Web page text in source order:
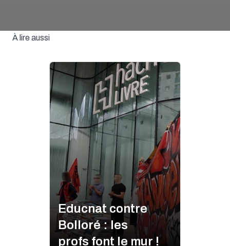
À lire aussi
Educnat contre
Bolloré : les
profs font le mur !